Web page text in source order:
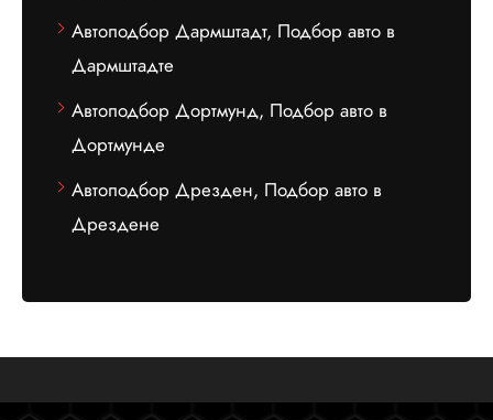
Автоподбор Дармштадт, Подбор авто в
Дармштадте
Автоподбор Дортмунд, Подбор авто в
Дортмунде
Автоподбор Дрезден, Подбор авто в
Дрездене